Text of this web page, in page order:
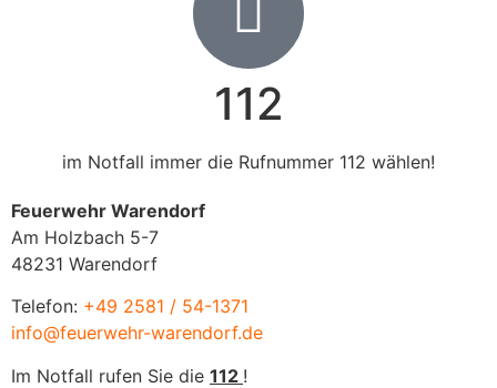
112
im Notfall immer die Rufnummer 112 wählen!
Feuerwehr Warendorf
Am Holzbach 5-7
48231 Warendorf
Telefon: +49 2581 / 54-1371
info@feuerwehr-warendorf.de
Im Notfall rufen Sie die 112 !